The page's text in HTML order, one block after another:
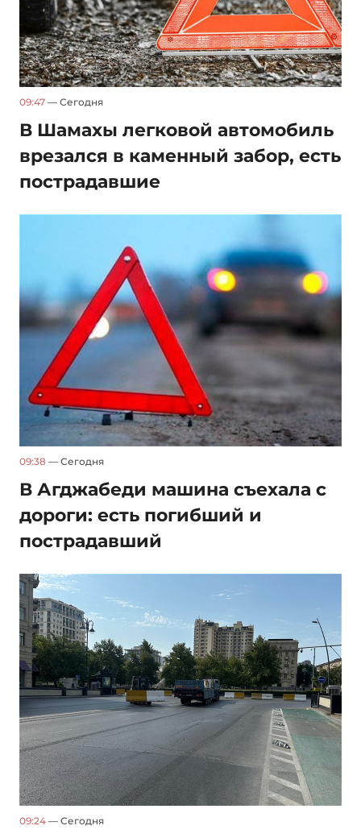
09:47 — Сегодня
В Шамахы легковой автомобиль
врезался в каменный забор, есть
пострадавшие
09:38 — Сегодня
В Агджабеди машина съехала с
дороги: есть погибший и
пострадавший
09:24 — Сегодня